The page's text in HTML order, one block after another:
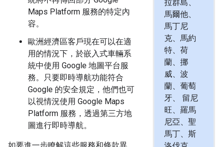
拉群島、
馬爾他、
馬丁尼
克、馬約
特、荷
蘭、挪
威、波
蘭、葡萄
牙、 留尼
旺、羅馬
尼亞、聖
馬丁、斯
Maps Platform 服務的特定內
容。
歐洲經濟區客戶現在可以在適
用的情況下，於嵌入式車輛系
統中使用 Google 地圖平台服
務。只要即時導航功能符合
Google 的安全規定，他們也可
以視情況使用 Google Maps
Platform 服務，透過第三方地
圖進行即時導航。